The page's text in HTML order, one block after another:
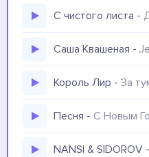
С чистого листа -
Саша Квашеная - Je
Король Лир - За
Песня - С Новым
NANSI & SIDOROV -